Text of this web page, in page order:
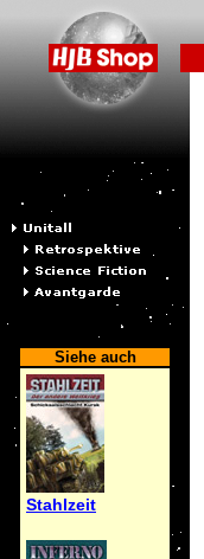
Siehe auch
Stahlzeit